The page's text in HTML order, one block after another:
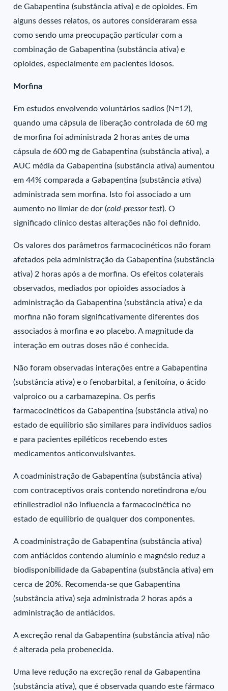
de Gabapentina (substância ativa) e de opioides. Em
alguns desses relatos, os autores consideraram essa
como sendo uma preocupação particular com a
combinação de Gabapentina (substância ativa) e
opioides, especialmente em pacientes idosos.
Morfina
Em estudos envolvendo voluntários sadios (N=12),
quando uma cápsula de liberação controlada de 60 mg
de morfina foi administrada 2 horas antes de uma
cápsula de 600 mg de Gabapentina (substância ativa), a
AUC média da Gabapentina (substância ativa) aumentou
em 44% comparada a Gabapentina (substância ativa)
administrada sem morfina. Isto foi associado a um
aumento no limiar de dor (cold-pressor test). O
significado clínico destas alterações não foi definido.
Os valores dos parâmetros farmacocinéticos não foram
afetados pela administração da Gabapentina (substância
ativa) 2 horas após a de morfina. Os efeitos colaterais
observados, mediados por opioides associados à
administração da Gabapentina (substância ativa) e da
morfina não foram significativamente diferentes dos
associados à morfina e ao placebo. A magnitude da
interação em outras doses não é conhecida.
Não foram observadas interações entre a Gabapentina
(substância ativa) e o fenobarbital, a fenitoína, o ácido
valproico ou a carbamazepina. Os perfis
farmacocinéticos da Gabapentina (substância ativa) no
estado de equilíbrio são similares para indivíduos sadios
e para pacientes epiléticos recebendo estes
medicamentos anticonvulsivantes.
A coadministração de Gabapentina (substância ativa)
com contraceptivos orais contendo noretindrona e/ou
etinilestradiol não influencia a farmacocinética no
estado de equilíbrio de qualquer dos componentes.
A coadministração de Gabapentina (substância ativa)
com antiácidos contendo alumínio e magnésio reduz a
biodisponibilidade da Gabapentina (substância ativa) em
cerca de 20%. Recomenda-se que Gabapentina
(substância ativa) seja administrada 2 horas após a
administração de antiácidos.
A excreção renal da Gabapentina (substância ativa) não
é alterada pela probenecida.
Uma leve redução na excreção renal da Gabapentina
(substância ativa), que é observada quando este fármaco